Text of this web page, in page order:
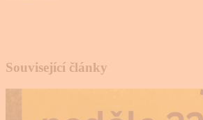
Související články